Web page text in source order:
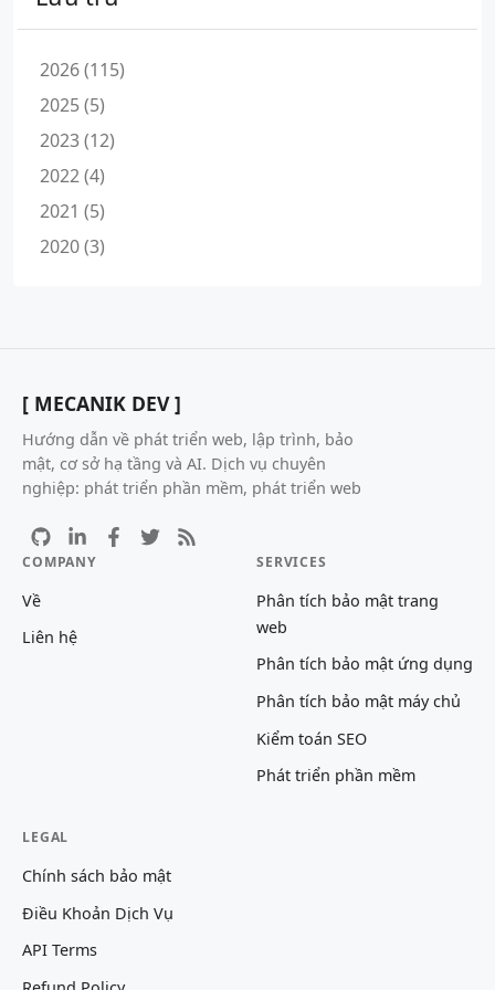
2026 (115)
2025 (5)
2023 (12)
2022 (4)
2021 (5)
2020 (3)
[ MECANIK DEV ]
Hướng dẫn về phát triển web, lập trình, bảo
mật, cơ sở hạ tầng và AI. Dịch vụ chuyên
nghiệp: phát triển phần mềm, phát triển web
COMPANY
Về
Liên hệ
SERVICES
Phân tích bảo mật trang
web
Phân tích bảo mật ứng dụng
Phân tích bảo mật máy chủ
Kiểm toán SEO
Phát triển phần mềm
LEGAL
Chính sách bảo mật
Điều Khoản Dịch Vụ
API Terms